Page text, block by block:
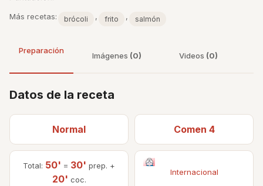
Más recetas: brócoli , frito , salmón
Preparación
Imágenes (0) Videos (0)
Datos de la receta
Normal Comen 4
Total: 50' = 30' prep. +
20' coc.
Internacional